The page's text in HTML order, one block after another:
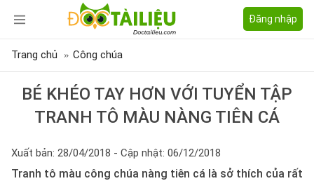
Đăng nhập
Trang chủ Công chúa
BÉ KHÉO TAY HƠN VỚI TUYỂN TẬP
TRANH TÔ MÀU NÀNG TIÊN CÁ
Xuất bản: 28/04/2018 - Cập nhật: 06/12/2018
Tranh tô màu công chúa nàng tiên cá là sở thích của rất